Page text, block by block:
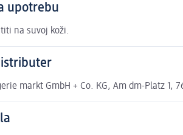
upotrebu
na suvoj koži.
markt GmbH + Co. KG, Am dm-Platz 1,